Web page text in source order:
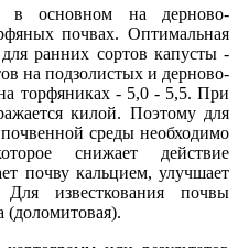
в основном на дерново-
почвах. Оптимальная
ранних сортов капусты -
на подзолистых и дерново-
торфяниках - 5,0 - 5,5. При
килой. Поэтому для
среды необходимо
снижает действие
почву кальцием, улучшает
известкования почвы
(доломитовая).